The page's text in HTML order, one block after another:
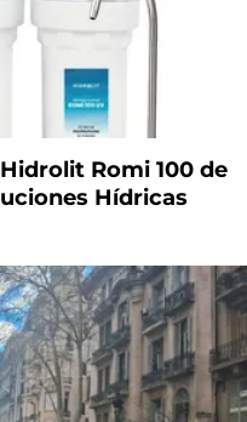
Romi 100 de
Hídricas